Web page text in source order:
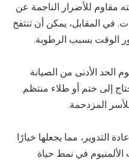
مقاوم للأضرار الناجمة عن
في المقابل، يمكن أن تنتفخ
الوقت بسبب الرطوبة.
الحد الأدنى من الصيانة
إلى ختم أو طلاء منتظم.
المزدحمة.
التدوير، مما يجعلها خيارًا
الألمنيوم في نمط حياة